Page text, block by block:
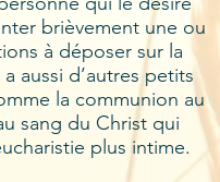
brièvement une ou
à déposer sur la
aussi d’autres petits
la communion au
sang du Christ qui
plus intime.